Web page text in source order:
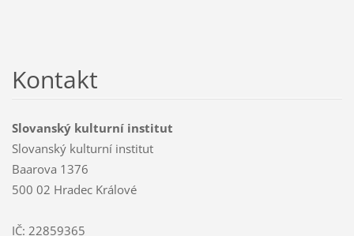
Kontakt
Slovanský kulturní institut
Slovanský kulturní institut
Baarova 1376
500 02 Hradec Králové
IČ: 22859365